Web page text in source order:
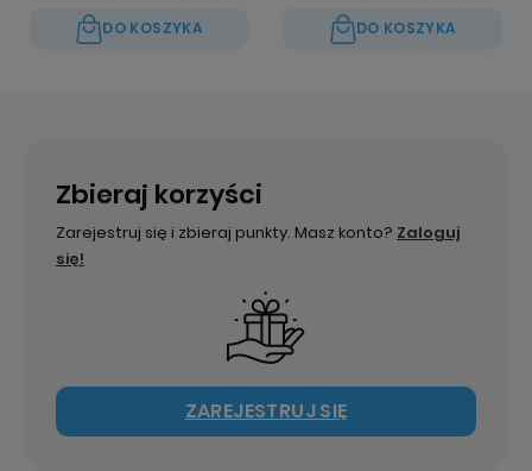
DO KOSZYKA DO KOSZYKA
Zbieraj korzyści
Zarejestruj się i zbieraj punkty. Masz konto? Zaloguj
się!
ZAREJESTRUJ SIĘ